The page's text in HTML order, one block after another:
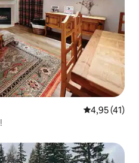
Évaluation
4,95 (41)